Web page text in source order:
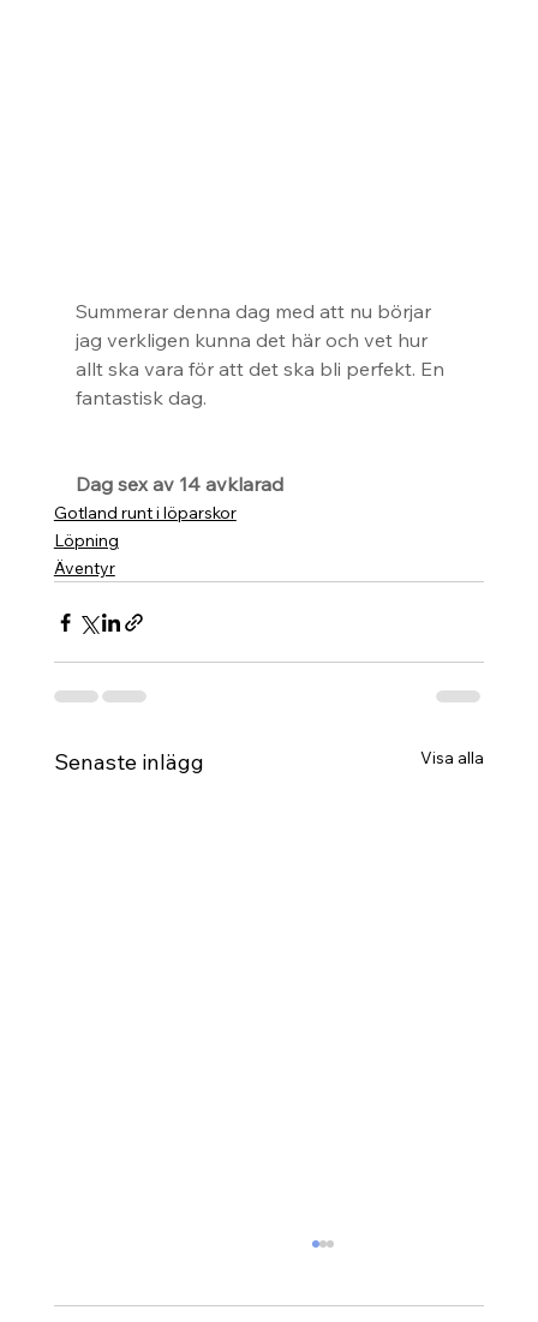
Summerar denna dag med att nu börjar
jag verkligen kunna det här och vet hur
allt ska vara för att det ska bli perfekt. En
fantastisk dag.
Dag sex av 14 avklarad
Gotland runt i löparskor
Löpning
Äventyr
Senaste inlägg Visa alla